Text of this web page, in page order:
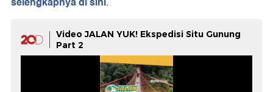
Video JALAN YUK! Ekspedisi Situ Gunung
Part 2